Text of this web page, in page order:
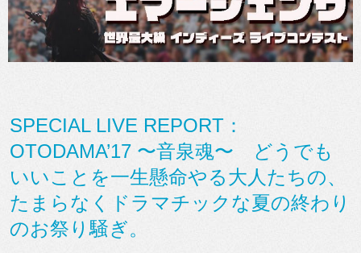
SPECIAL LIVE REPORT：
OTODAMA’17 〜音泉魂〜 どうでも
いいことを一生懸命やる大人たちの、
たまらなくドラマチックな夏の終わり
のお祭り騒ぎ。